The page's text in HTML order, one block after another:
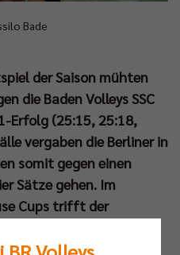
Bade
der Saison mühten
die Baden Volleys SSC
Erfolg (25:15, 25:18,
vergaben die Berliner in
somit gegen einen
Sätze gehen. Im
Cups trifft der
(21. Okt um 17.00
Der Auftritt des